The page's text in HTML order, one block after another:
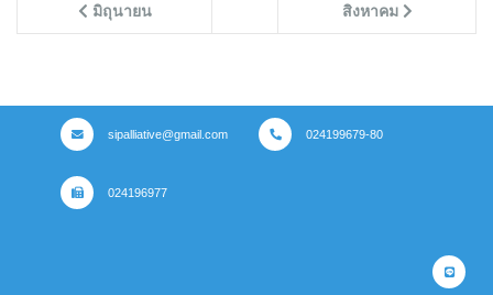
มิถุนายน สิงหาคม
sipalliative@gmail.com 024199679-80
024196977